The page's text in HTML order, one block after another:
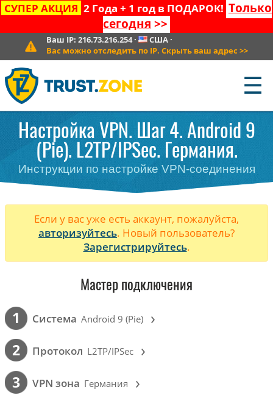
СУПЕР АКЦИЯ 2 Года + 1 год в ПОДАРОК! Только
сегодня >>
Ваш IP: 216.73.216.254· США·
Вас можно отследить по IP. Скрыть ваш адрес >>
☰
Настройка VPN. Шаг 4. Android 9
(Pie). L2TP/IPSec. Германия.
Инструкции по настройке VPN-соединения
Если у вас уже есть аккаунт, пожалуйста,
авторизуйтесь. Новый пользователь?
Зарегистрируйтесь.
Мастер подключения
1 Cистема Android 9 (Pie) ›
2 Протокол L2TP/IPSec ›
3 VPN зона Германия ›